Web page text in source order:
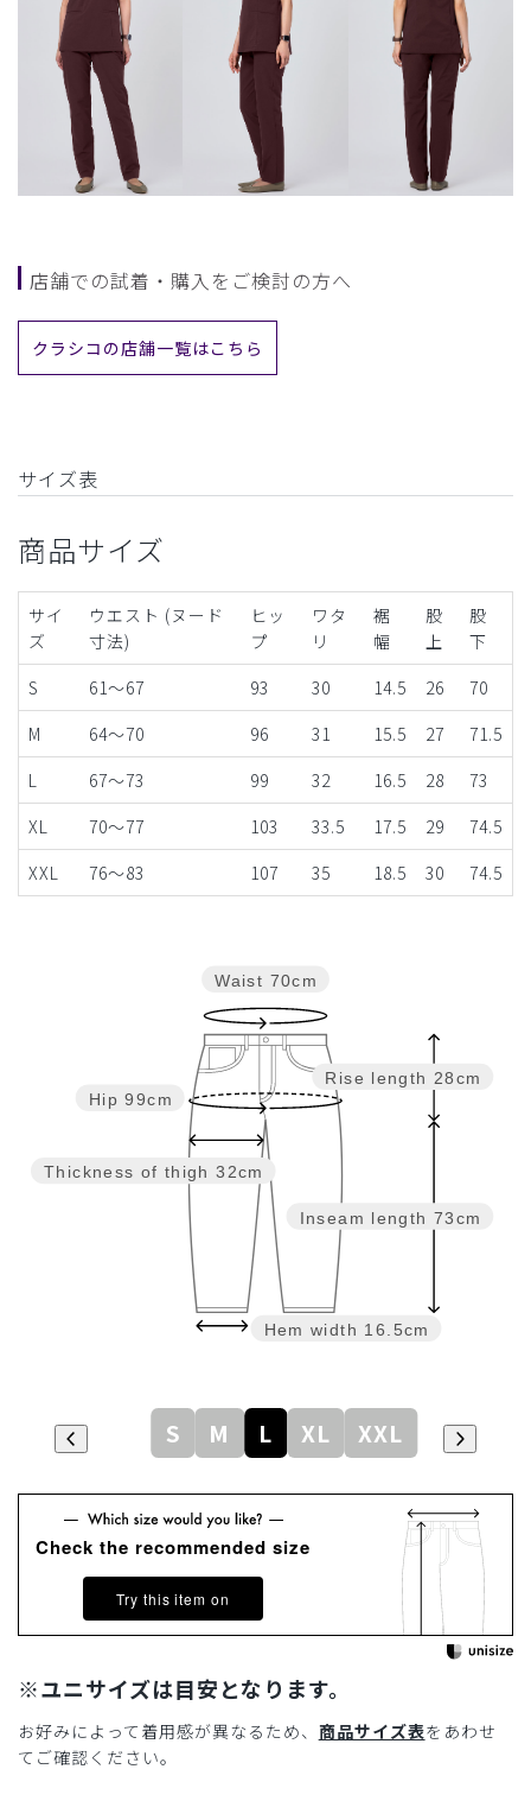
店舗での試着・購入をご検討の方へ
クラシコの店舗一覧はこちら
サイズ表
商品サイズ
サイ
ズ
ウエスト (ヌード
寸法)
ヒッ
プ
ワタ
リ
裾
幅
股
上
股
下
S
61～67 93 30 14.5 26
70
M
64～70 96 31 15.5 27
71.5
L
67～73 99 32 16.5 28
73
XL
70～77 103 33.5 17.5 29
74.5
XXL
76～83 107 35 18.5 30 74.5
Inseam length 73cm
Rise length 28cm
Hem width 16.5cm
Thickness of thigh 32cm
Hip 99cm
Waist 70cm
S M L XL XXL
Check the recommended size
Try this item on
※ユニサイズは目安となります。
お好みによって着用感が異なるため、 商品サイズ表をあわせ
てご確認ください。